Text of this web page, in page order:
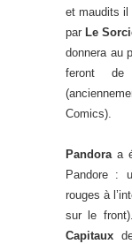
et maudits il
par Le
donnera au
feront
Comics).
Pandoraa
Pandore :
rouges à
sur le
Capitaux